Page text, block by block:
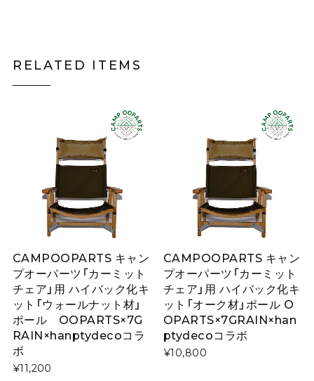
RELATED ITEMS
CAMPOOPARTS キャン
プオーパーツ「カーミット
チェア」用 ハイバック化キ
ット「ウォールナット材」
ポール OOPARTS×7G
RAIN×hanptydecoコラ
ボ
¥11,200
CAMPOOPARTS キャン
プオーパーツ「カーミット
チェア」用 ハイバック化キ
ット「オーク材」ポール O
OPARTS×7GRAIN×han
ptydecoコラボ
¥10,800